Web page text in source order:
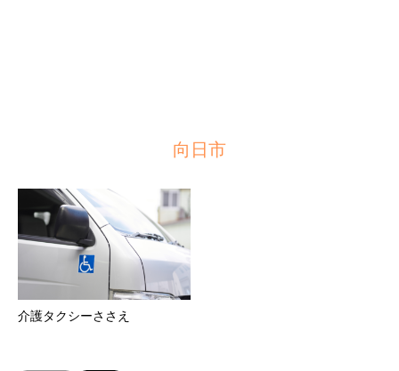
向日市
介護タクシーささえ